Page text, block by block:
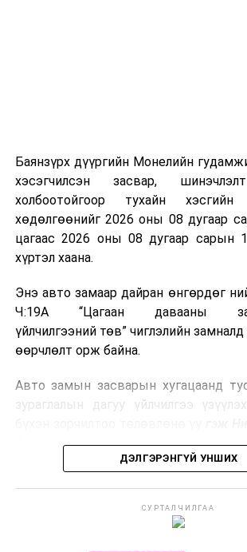
болон дулааны эрчим хүч
болдог. Зарим технологийн хувьд
үлдэх үнснээс фосфор зэрэг ашигт
авах боломжтой аж.
Япон, Герман, Швейцар, Нидерланд,
зэрэг улс лаг хатаах, шатаах
байна. Тухайлбал, Германд лаг
гарсан үнснээс фосфор сэргээн
ашигладаг бол Нидерландад
боловсруулах үйлдвэрүүдээр
Ийнхүү лаг хатаах, шатаах
улсад өргөн ашиглаж байна.
Баянзүрх дүүргийн Монелийн
хэсэгчилсэн засвар,
холбоотойгоор тухайн
хөдөлгөөнийг 2026 оны 08 дугаар
цагаас 2026 оны 08 дугаар сарын
хүртэл хаана.
Энэ авто замаар дайран өнгөрдөг
Ч:19А “Цагаан давааны
үйлчилгээний төв” чиглэлийн замналд
өөрчлөлт орж байна.
Авто замын засварын хугацаанд
зураглалын дагуу үйлчилгээ
бодлогын газраас мэдээллээ.
ДЭЛГЭРЭНГҮЙ УНШИХ
СУРТАЛЧИЛГАА